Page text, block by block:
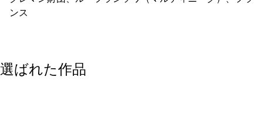
ンス
選ばれた作品